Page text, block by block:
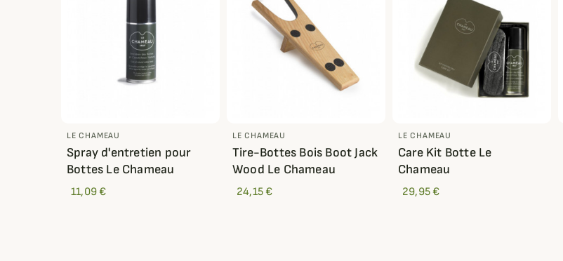
LE CHAMEAU
Spray d'entretien pour
Bottes Le Chameau
11,09 €
LE CHAMEAU
Tire-Bottes Bois Boot Jack
Wood Le Chameau
24,15 €
LE CHAMEAU
Care Kit Botte Le
Chameau
29,95 €